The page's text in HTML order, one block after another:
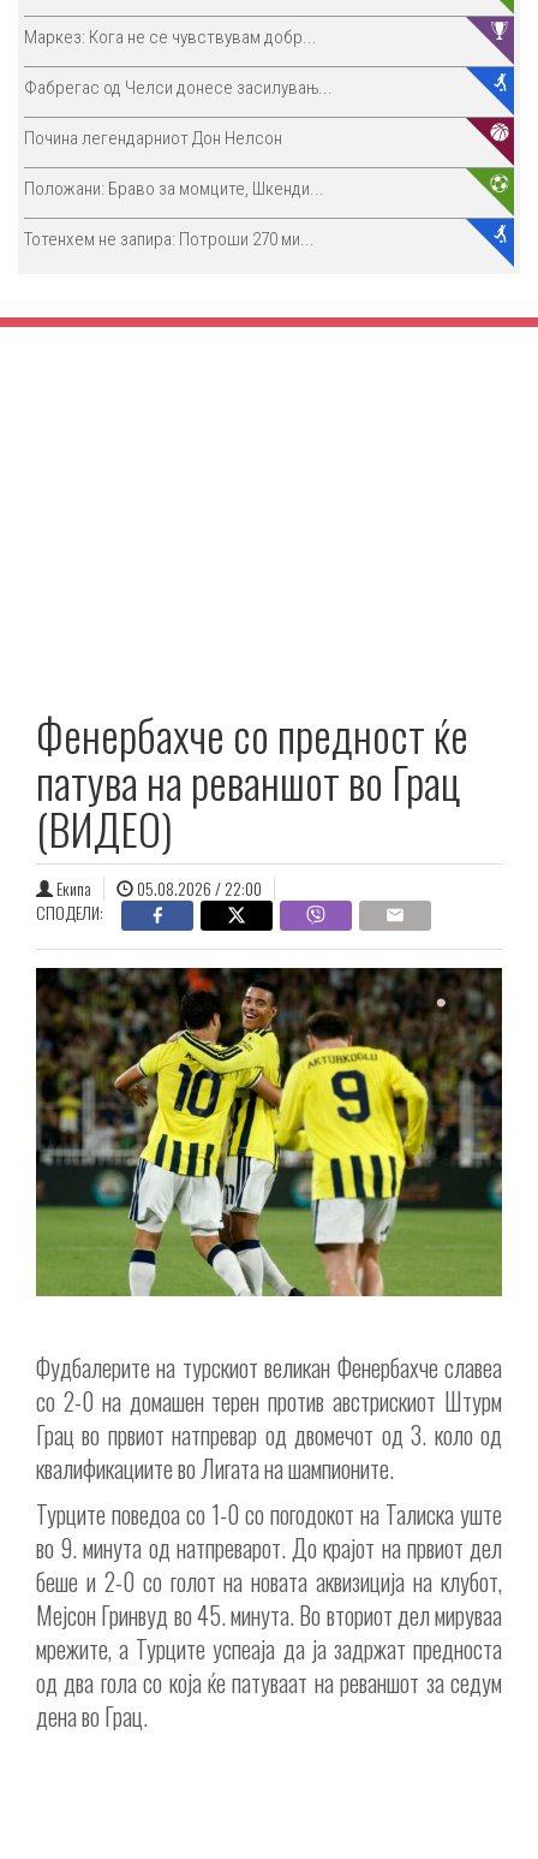
Маркез: Кога не се чувствувам добр...
Фабрегас од Челси донесе засилувањ...
Почина легендарниот Дон Нелсон
Положани: Браво за момците, Шкенди...
Тотенхем не запира: Потроши 270 ми...
Фенербахче со предност ќе
патува на реваншот во Грац
(ВИДЕО)
Екипа
05.08.2026 / 22:00
СПОДЕЛИ:
Фудбалерите на турскиот великан Фенербахче славеа
со 2-0 на домашен терен против австрискиот Штурм
Грац во првиот натпревар од двомечот од 3. коло од
квалификациите во Лигата на шампионите.
Турците поведоа со 1-0 со погодокот на Талиска уште
во 9. минута од натпреварот. До крајот на првиот дел
беше и 2-0 со голот на новата аквизиција на клубот,
Мејсон Гринвуд во 45. минута. Во вториот дел мируваа
мрежите, а Турците успеаја да ја задржат предноста
од два гола со која ќе патуваат на реваншот за седум
дена во Грац.